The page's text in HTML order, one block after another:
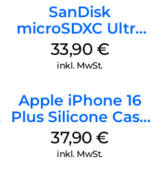
SanDisk
microSDXC Ultra
128 GB + Adapter
Mobile
33,90 €
inkl. MwSt.
Apple iPhone 16
Plus Silicone Case
MagSafe Lake
Green
37,90€
inkl. MwSt.